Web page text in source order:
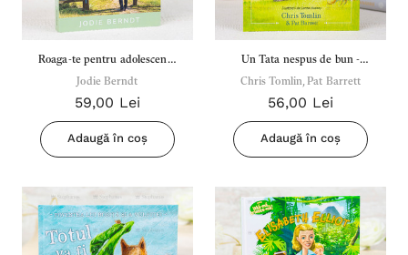
Roaga-te pentru adolescentii
tai
Jodie Berndt
59,00 Lei
Adaugă în coș
Un Tata nespus de bun -
Chris Tomlin, Pat Barrett
Chris Tomlin, Pat Barrett
56,00 Lei
Adaugă în coș